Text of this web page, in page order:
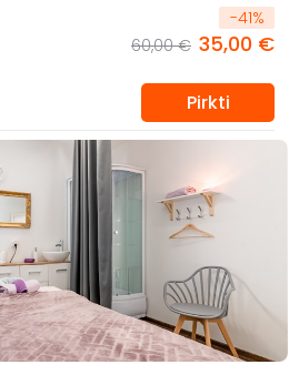
-41%
60,00 € 35,00 €
Pirkti